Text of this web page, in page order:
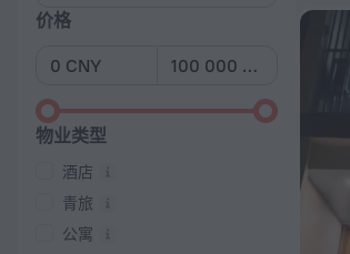
价格
物业类型
酒店
青旅
公寓